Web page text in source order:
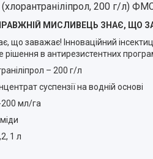
200 г/л)
МИСЛИВЕЦЬ ЗНАЄ, ЩО
що заважає! Інноваційний
рішення в антирезистентних
– 200 г/л
суспензії на водній основі
мл/га
1 л